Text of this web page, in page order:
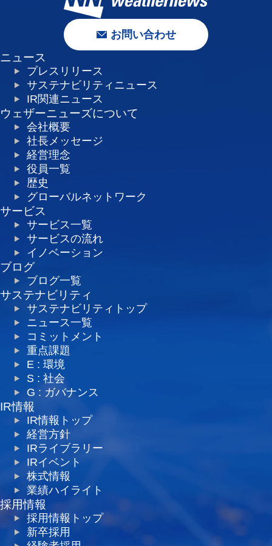
お問い合わせ
ニュース
プレスリリース
サステナビリティニュース
IR関連ニュース
ウェザーニューズについて
会社概要
社長メッセージ
経営理念
役員一覧
歴史
グローバルネットワーク
サービス
サービス一覧
サービスの流れ
イノベーション
ブログ
ブログ一覧
サステナビリティ
サステナビリティトップ
ニュース一覧
コミットメント
重点課題
E : 環境
S : 社会
G : ガバナンス
IR情報
IR情報トップ
経営方針
IRライブラリー
IRイベント
株式情報
業績ハイライト
採用情報
採用情報トップ
新卒採用